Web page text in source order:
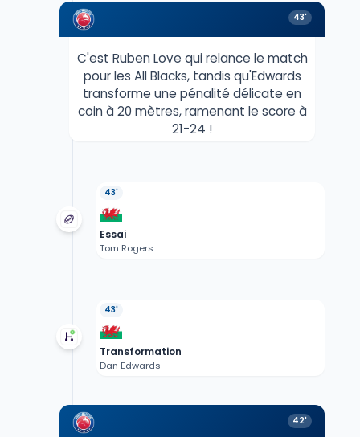
43'
C'est Ruben Love qui relance le match
pour les All Blacks, tandis qu'Edwards
transforme une pénalité délicate en
coin à 20 mètres, ramenant le score à
21-24 !
43'
Essai
Tom Rogers
43'
Transformation
Dan Edwards
42'